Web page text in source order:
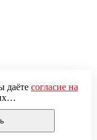
даёте согласие на
сведения о
и т. п.)